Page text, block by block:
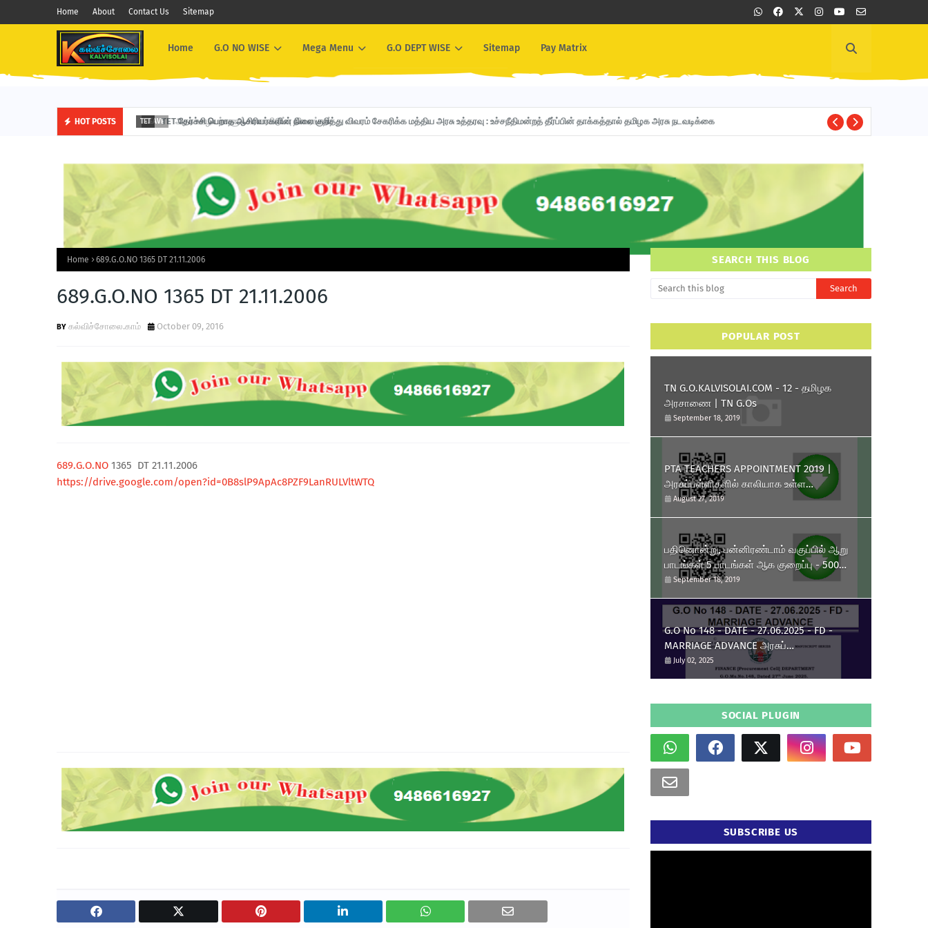
Home About Contact Us Sitemap
Home G.O NO WISE Mega Menu G.O DEPT WISE Sitemap Pay Matrix
HOT POSTS TET TET தேர்ச்சி பெறாத ஆசிரியர்களின் நிலை குறித்து விவரம் சேகரிக்க மத்திய அரசு உத்தரவு : உச்சநீதிமன்றத் தீர்ப்பின் தாக்கத்தால் தமிழக அரசு நடவடிக்கை
Home 689.G.O.NO 1365 DT 21.11.2006
689.G.O.NO 1365 DT 21.11.2006
கல்விச்சோலை.காம் October 09, 2016
689.G.O.NO 1365 DT 21.11.2006
https://drive.google.com/open?id=0B8slP9ApAc8PZF9LanRULVltWTQ
SEARCH THIS BLOG
POPULAR POST
TN G.O.KALVISOLAI.COM - 12 - தமிழக
அரசாணை | TN G.Os
September 18, 2019
PTA TEACHERS APPOINTMENT 2019 |
அரசுப்பள்ளிகளில் காலியாக உள்ள
முதுகலைப்பட்டதாரி ஆசிரியர்
பணியிடங்களை ரூபாய் 10,000
பள்ளிக்கல்வித்துறை அனுமதி அளித்து
அரசாணை வெளியிட்டுள்ளது.
August 27, 2019
பதினொன்று, பன்னிரண்டாம் வகுப்பில் ஆறு
பாடங்கள் 5 பாடங்கள் ஆக குறைப்பு - 500
மதிப்பெண்கள் திட்டம் அறிமுகம் - தமிழக
அரசு அரசாணை வெளியீடு.
September 18, 2019
G.O No 148 - DATE - 27.06.2025 - FD -
MARRIAGE ADVANCE அரசுப்
பணியாளர்களுக்கு திருமண முன்பணம்
உயர்வு.
July 02, 2025
SOCIAL PLUGIN
SUBSCRIBE US